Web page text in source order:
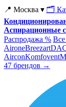
📍 Москва ▾ 🗂
Аспирационные
Распродажа % Все
AironeBreezart
AirconKomfovent
47 брендов →